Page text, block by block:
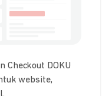
Checkout DOKU
website,